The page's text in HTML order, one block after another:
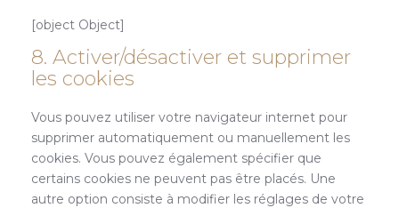
[object Object]
8. Activer/désactiver et supprimer
les cookies
Vous pouvez utiliser votre navigateur internet pour
supprimer automatiquement ou manuellement les
cookies. Vous pouvez également spécifier que
certains cookies ne peuvent pas être placés. Une
autre option consiste à modifier les réglages de votre